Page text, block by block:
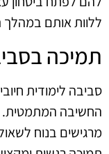
ללוות אותם במהלך
תמיכה
סביבה לימודית
החשיבה המתמטית.
מרגישים בנוח